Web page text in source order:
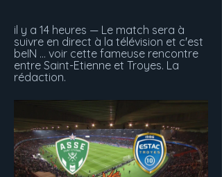
il y a 14 heures — Le match sera à
suivre en direct à la télévision et c'est
beIN ... voir cette fameuse rencontre
entre Saint-Etienne et Troyes. La
rédaction.